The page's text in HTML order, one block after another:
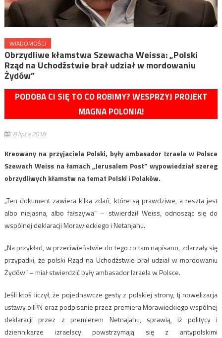
WIADOMOŚCI
Obrzydliwe kłamstwa Szewacha Weissa: „Polski
Rząd na Uchodźstwie brał udział w mordowaniu
Żydów”
PODOBA CI SIĘ TO CO ROBIMY? WESPRZYJ PROJEKT
MAGNA POLONIA!
8 lipca 2018
Kreowany na przyjaciela Polski, były ambasador Izraela w Polsce
Szewach Weiss na łamach „Jerusalem Post” wypowiedział szereg
obrzydliwych kłamstw na temat Polski i Polaków.
„Ten dokument zawiera kilka zdań, które są prawdziwe, a reszta jest
albo niejasna, albo fałszywa” – stwierdził Weiss, odnosząc się do
wspólnej deklaracji Morawieckiego i Netanjahu.
„Na przykład, w przeciwieństwie do tego co tam napisano, zdarzały się
przypadki, że polski Rząd na Uchodźstwie brał udział w mordowaniu
Żydów” – miał stwierdzić były ambasador Izraela w Polsce.
Jeśli ktoś liczył, że pojednawcze gesty z polskiej strony, tj nowelizacja
ustawy o IPN oraz podpisanie przez premiera Morawieckiego wspólnej
deklaracji przez z premierem Netnajahu, sprawią, iż politycy i
dziennikarze izraelscy powstrzymają się z antypolskimi